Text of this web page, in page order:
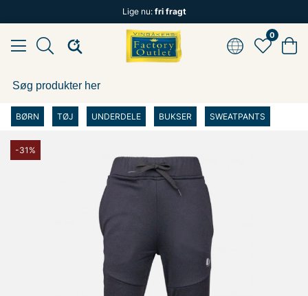
Lige nu: fri fragt
0
BØRN TØJ UNDERDELE BUKSER SWEATPANTS
-31%